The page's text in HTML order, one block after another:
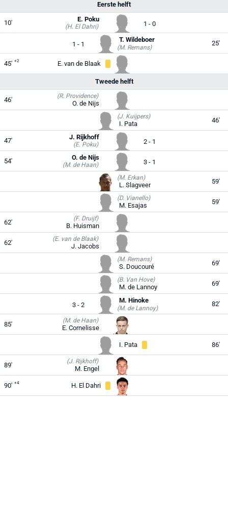
Eerste helft
10' (H. El Dahri)
E. Poku
1 - 0
1 - 1
T. Wildeboer
(M. Remans)
25'
45' +2 E. van de Blaak
Tweede helft
46' (R. Providence)
O. de Nijs
(J. Kuijpers)
I. Pata 46'
47' (E. Poku)
J. Rijkhoff
2 - 1
54' (M. de Haan)
O. de Nijs
3 - 1
(M. Erkan)
L. Slagveer 59'
(D. Vianello)
M. Esajas 59'
62' (F. Druijf)
B. Huisman
62' (E. van de Blaak)
J. Jacobs
(M. Remans)
S. Doucouré 69'
(B. Van Hove)
M. de Lannoy 69'
3 - 2
M. Hinoke
(M. de Lannoy)
82'
85' (M. de Haan)
E. Cornelisse
I. Pata 86'
89' (J. Rijkhoff)
M. Engel
90' +4 H. El Dahri